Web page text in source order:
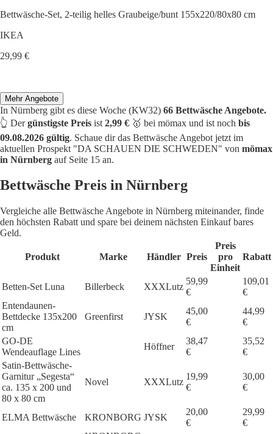
Bettwäsche-Set, 2-teilig helles Graubeige/bunt 155x220/80x80 cm
IKEA
29,99 €
Mehr Angebote
In Nürnberg gibt es diese Woche (KW32) 66 Bettwäsche Angebote.
👆 Dergünstigste Preis ist 2,99 € 🥇 bei mömax und ist noch bis
09.08.2026 gültig. Schaue dir das Bettwäsche Angebot jetzt im
aktuellen Prospekt "DA SCHAUEN DIE SCHWEDEN" von mömax
in Nürnberg auf Seite 15 an.
Bettwäsche Preis in Nürnberg
Vergleiche alle Bettwäsche Angebote in Nürnberg miteinander, finde
den höchsten Rabatt und spare bei deinem nächsten Einkauf bares
Geld.
Produkt Marke Händler Preis
Preis
pro
Einheit
Rabatt
Betten-Set Luna Billerbeck XXXLutz
59,99
€
109,01
€
Entendaunen-
Bettdecke 135x200
cm
Greenfirst JYSK
45,00
€
44,99
€
GO-DE
Wendeauflage Lines
Höffner
38,47
€
35,52
€
Satin-Bettwäsche-
Garnitur „Segesta“
ca. 135 x 200 und
80 x 80 cm
Novel XXXLutz
19,99
€
30,00
€
ELMA Bettwäsche KRONBORG JYSK
20,00
€
29,99
€